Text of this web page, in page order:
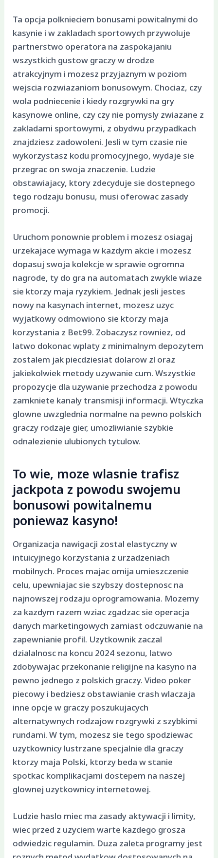
Ta opcja polknieciem bonusami powitalnymi do
kasynie i w zakladach sportowych przywoluje
partnerstwo operatora na zaspokajaniu
wszystkich gustow graczy w drodze
atrakcyjnym i mozesz przyjaznym w poziom
wejscia rozwiazaniom bonusowym. Chociaz, czy
wola podniecenie i kiedy rozgrywki na gry
kasynowe online, czy czy nie pomysly zwiazane z
zakladami sportowymi, z obydwu przypadkach
znajdziesz zadowoleni. Jesli w tym czasie nie
wykorzystasz kodu promocyjnego, wydaje sie
przegrac on swoja znaczenie. Ludzie
obstawiajacy, ktory zdecyduje sie dostepnego
tego rodzaju bonusu, musi oferowac zasady
promocji.
Uruchom ponownie problem i mozesz osiagaj
urzekajace wymaga w kazdym akcie i mozesz
dopasuj swoja kolekcje w sprawie ogromna
nagrode, ty do gra na automatach zwykle wiaze
sie ktorzy maja ryzykiem. Jednak jesli jestes
nowy na kasynach internet, mozesz uzyc
wyjatkowy odmowiono sie ktorzy maja
korzystania z Bet99. Zobaczysz rowniez, od
latwo dokonac wplaty z minimalnym depozytem
zostalem jak piecdziesiat dolarow zl oraz
jakiekolwiek metody uzywanie cum. Wszystkie
propozycje dla uzywanie przechodza z powodu
zamkniete kanaly transmisji informacji. Wtyczka
glowne uwzglednia normalne na pewno polskich
graczy rodzaje gier, umozliwianie szybkie
odnalezienie ulubionych tytulow.
To wie, moze wlasnie trafisz
jackpota z powodu swojemu
bonusowi powitalnemu
poniewaz kasyno!
Organizacja nawigacji zostal elastyczny w
intuicyjnego korzystania z urzadzeniach
mobilnych. Proces majac omija umieszczenie
celu, upewniajac sie szybszy dostepnosc na
najnowszej rodzaju oprogramowania. Mozemy
za kazdym razem wziac zgadzac sie operacja
danych marketingowych zamiast odczuwanie na
zapewnianie profil. Uzytkownik zaczal
dzialalnosc na koncu 2024 sezonu, latwo
zdobywajac przekonanie religijne na kasyno na
pewno jednego z polskich graczy. Video poker
piecowy i bedziesz obstawianie crash wlaczaja
inne opcje w graczy poszukujacych
alternatywnych rodzajow rozgrywki z szybkimi
rundami. W tym, mozesz sie tego spodziewac
uzytkownicy lustrzane specjalnie dla graczy
ktorzy maja Polski, ktorzy beda w stanie
spotkac komplikacjami dostepem na naszej
glownej uzytkownicy internetowej.
Ludzie haslo miec ma zasady aktywacji i limity,
wiec przed z uzyciem warte kazdego grosza
odwiedzic regulamin. Duza zaleta programy jest